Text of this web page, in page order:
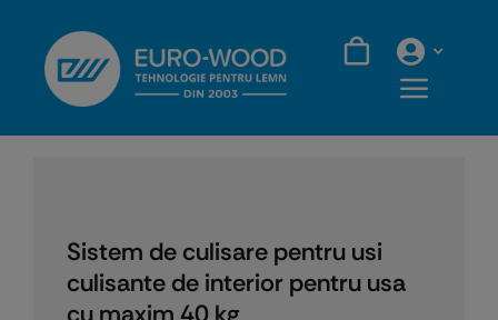
content
Sistem de culisare pentru usi
culisante de interior pentru usa